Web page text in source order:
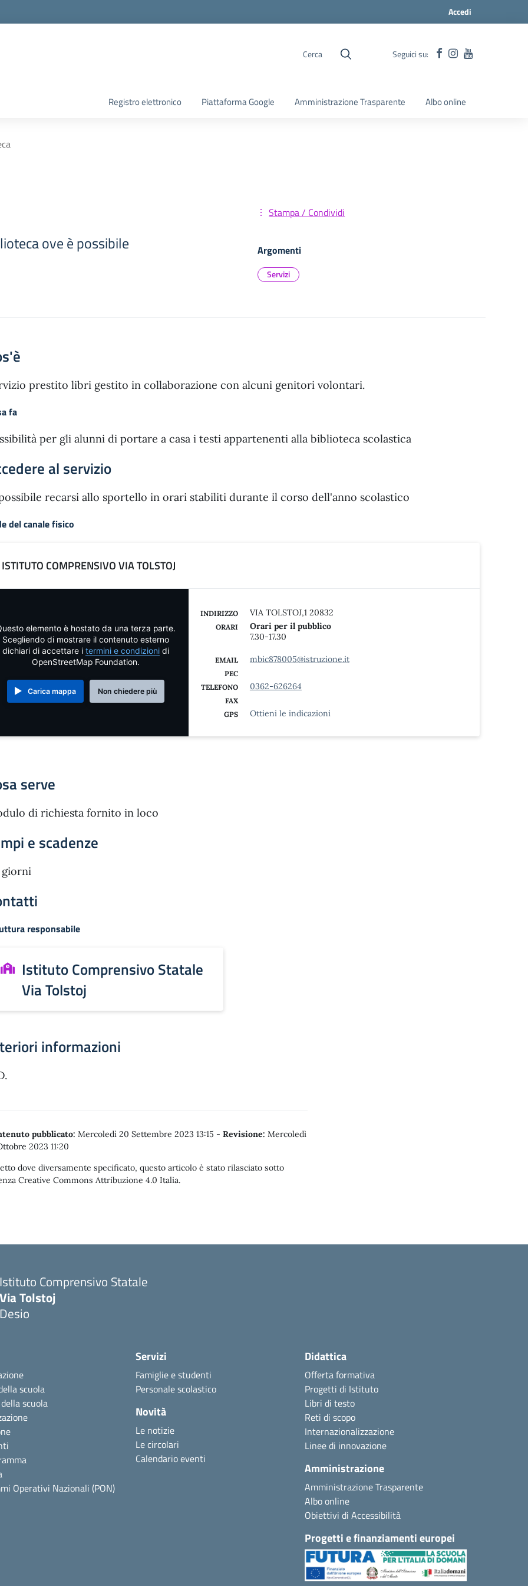
Accedi
Cerca Seguici su:
Registro elettronico Piattaforma Google Amministrazione Trasparente Albo online
ove è possibile
Stampa / Condividi
Argomenti
Servizi
prestito libri gestito in collaborazione con alcuni genitori volontari.
fa
per gli alunni di portare a casa i testi appartenenti alla biblioteca scolastica
al servizio
recarsi allo sportello in orari stabiliti durante il corso dell'anno scolastico
del canale fisico
ISTITUTO COMPRENSIVO VIA TOLSTOJ
elemento è hostato da una terza parte.
Scegliendo di mostrare il contenuto esterno
dichiari di accettare i termini e condizionidi
OpenStreetMap Foundation.
Carica mappa Non chiedere più
INDIRIZZO VIA TOLSTOJ,1 20832
ORARI
Orari per il pubblico
7.30-17.30
EMAIL mbic878005@istruzione.it
PEC
TELEFONO
0362-626264
FAX
GPS
Ottieni le indicazioni
serve
di richiesta fornito in loco
e scadenze
giorni
responsabile
Istituto Comprensivo Statale
Via Tolstoj
informazioni
pubblicato: Mercoledì 20 Settembre 2023 13:15 - Revisione: Mercoledì
2023 11:20
dove diversamente specificato, questo articolo è stato rilasciato sotto
Creative Commons Attribuzione 4.0 Italia.
Istituto Comprensivo Statale
Via Tolstoj
Desio
scuola
scuola
Operativi Nazionali (PON)
Servizi
Famiglie e studenti
Personale scolastico
Novità
Le notizie
Le circolari
Calendario eventi
Didattica
Offerta formativa
Progetti di Istituto
Libri di testo
Reti di scopo
Internazionalizzazione
Linee di innovazione
Amministrazione
Amministrazione Trasparente
Albo online
Obiettivi di Accessibilità
Progetti e finanziamenti europei